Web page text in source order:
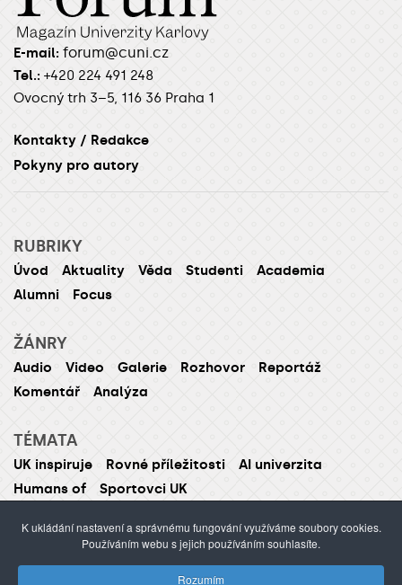
E-mail: forum@cuni.cz
Tel.: +420 224 491 248
Ovocný trh 3–5, 116 36 Praha 1
Kontakty / Redakce
Pokyny pro autory
RUBRIKY
Úvod Aktuality Věda Studenti
Academia
Alumni
Focus
ŽÁNRY
Audio Video Galerie Rozhovor
Reportáž
Komentář
Analýza
TÉMATA
UK inspiruje Rovné příležitosti
AI univerzita
Humans of
Sportovci UK
K ukládání nastavení a správnému fungování využíváme soubory cookies.
Používáním webu s jejich používáním souhlasíte.
Rozumím